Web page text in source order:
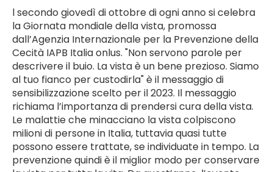
l secondo giovedì di ottobre di ogni anno si celebra
la Giornata mondiale della vista, promossa
dall’Agenzia Internazionale per la Prevenzione della
Cecità IAPB Italia onlus. "Non servono parole per
descrivere il buio. La vista è un bene prezioso. Siamo
al tuo fianco per custodirla" è il messaggio di
sensibilizzazione scelto per il 2023. Il messaggio
richiama l’importanza di prendersi cura della vista.
Le malattie che minacciano la vista colpiscono
milioni di persone in Italia, tuttavia quasi tutte
possono essere trattate, se individuate in tempo. La
prevenzione quindi è il miglior modo per conservare